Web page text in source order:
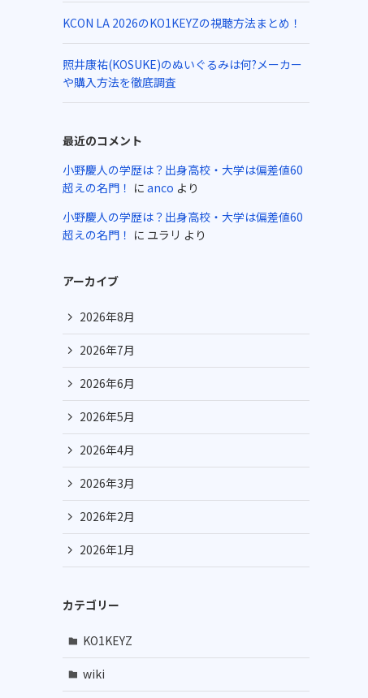
KCON LA 2026のKO1KEYZの視聴方法まとめ！
照井康祐(KOSUKE)のぬいぐるみは何?メーカー
や購入方法を徹底調査
最近のコメント
小野慶人の学歴は？出身高校・大学は偏差値60
超えの名門！ に anco より
小野慶人の学歴は？出身高校・大学は偏差値60
超えの名門！ に ユラリ より
アーカイブ
2026年8月
2026年7月
2026年6月
2026年5月
2026年4月
2026年3月
2026年2月
2026年1月
カテゴリー
KO1KEYZ
wiki